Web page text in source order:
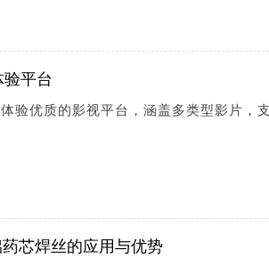
平台
验优质的影视平台，涵盖多类型影片，
芯焊丝的应用与优势